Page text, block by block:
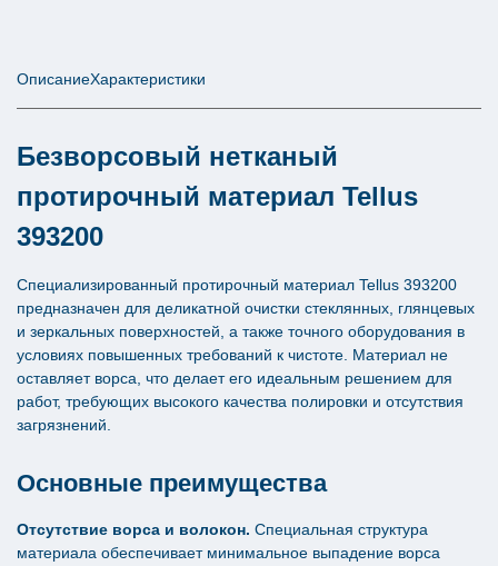
ОписаниеХарактеристики
Безворсовый нетканый
протирочный материал Tellus
393200
Специализированный протирочный материал Tellus 393200
предназначен для деликатной очистки стеклянных, глянцевых
и зеркальных поверхностей, а также точного оборудования в
условиях повышенных требований к чистоте. Материал не
оставляет ворса, что делает его идеальным решением для
работ, требующих высокого качества полировки и отсутствия
загрязнений.
Основные преимущества
Отсутствие ворса и волокон. Специальная структура
материала обеспечивает минимальное выпадение ворса